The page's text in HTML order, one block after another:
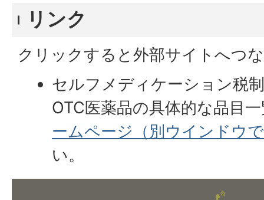
リンク
クリックすると外部サイトへつ
セルフメディケーション税
OTC医薬品の具体的な品目
ームページ（別ウインドウ
い。